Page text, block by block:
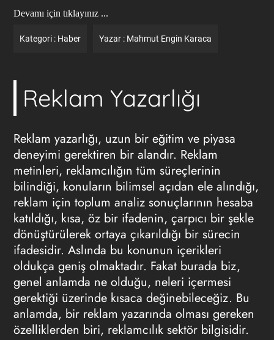
Devamı için tıklayınız ...
Kategori : Haber Yazar : Mahmut Engin Karaca
Reklam Yazarlığı
Reklam yazarlığı, uzun bir eğitim ve piyasa
deneyimi gerektiren bir alandır. Reklam
metinleri, reklamcılığın tüm süreçlerinin
bilindiği, konuların bilimsel açıdan ele alındığı,
reklam için toplum analiz sonuçlarının hesaba
katıldığı, kısa, öz bir ifadenin, çarpıcı bir şekle
dönüştürülerek ortaya çıkarıldığı bir sürecin
ifadesidir. Aslında bu konunun içerikleri
oldukça geniş olmaktadır. Fakat burada biz,
genel anlamda ne olduğu, neleri içermesi
gerektiği üzerinde kısaca değinebileceğiz. Bu
anlamda, bir reklam yazarında olması gereken
özelliklerden biri, reklamcılık sektör bilgisidir.